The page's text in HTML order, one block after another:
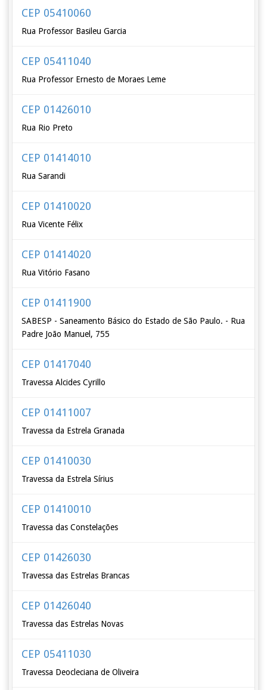
CEP 05410060
Rua Professor Basileu Garcia
CEP 05411040
Rua Professor Ernesto de Moraes Leme
CEP 01426010
Rua Rio Preto
CEP 01414010
Rua Sarandi
CEP 01410020
Rua Vicente Félix
CEP 01414020
Rua Vitório Fasano
CEP 01411900
SABESP - Saneamento Básico do Estado de São Paulo. - Rua
Padre João Manuel, 755
CEP 01417040
Travessa Alcides Cyrillo
CEP 01411007
Travessa da Estrela Granada
CEP 01410030
Travessa da Estrela Sírius
CEP 01410010
Travessa das Constelações
CEP 01426030
Travessa das Estrelas Brancas
CEP 01426040
Travessa das Estrelas Novas
CEP 05411030
Travessa Deocleciana de Oliveira